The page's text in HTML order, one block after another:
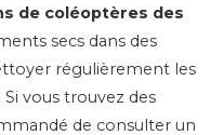
de coléoptères des
secs dans des
régulièrement les
vous trouvez des
de consulter un